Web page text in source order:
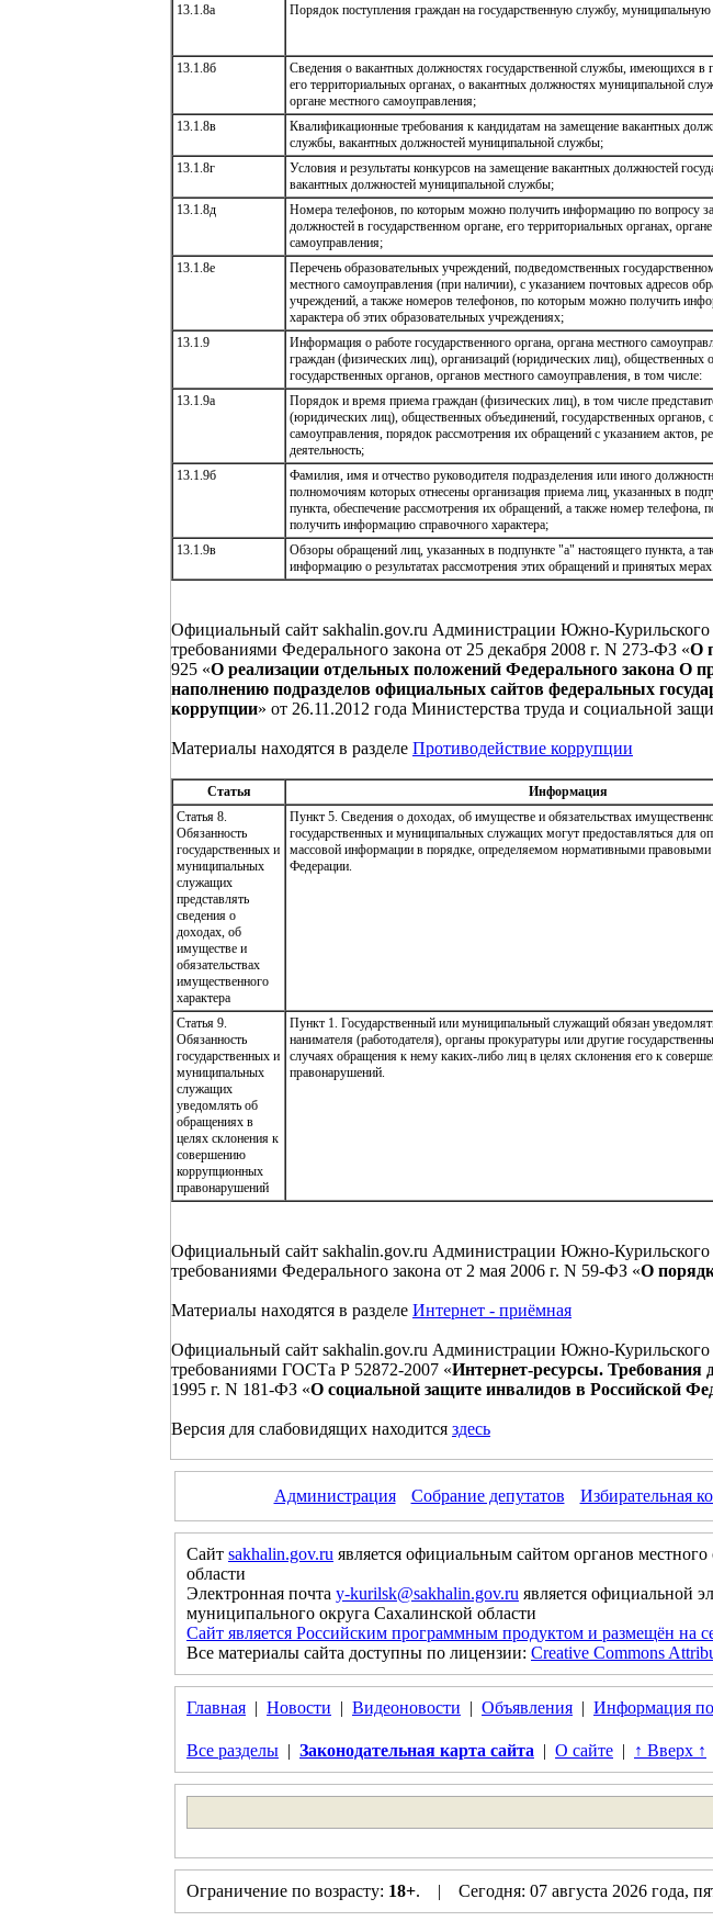
13.1.8а Порядок поступления граждан на государственную службу,
13.1.8б
Сведения о вакантных должностях государственной службы, имеющихся в
его территориальных органах, о вакантных должностях муниципальной
органе местного самоуправления;
13.1.8в
Квалификационные требования к кандидатам на замещение вакантных
службы, вакантных должностей муниципальной службы;
13.1.8г
Условия и результаты конкурсов на замещение вакантных должностей
вакантных должностей муниципальной службы;
13.1.8д
Номера телефонов, по которым можно получить информацию по вопросу
должностей в государственном органе, его территориальных органах,
самоуправления;
13.1.8е
Перечень образовательных учреждений, подведомственных
местного самоуправления (при наличии), с указанием почтовых адресов
учреждений, а также номеров телефонов, по которым можно получить
характера об этих образовательных учреждениях;
13.1.9
Информация о работе государственного органа, органа местного
граждан (физических лиц), организаций (юридических лиц), общественных
государственных органов, органов местного самоуправления, в том числе:
13.1.9а
Порядок и время приема граждан (физических лиц), в том числе
(юридических лиц), общественных объединений, государственных органов,
самоуправления, порядок рассмотрения их обращений с указанием актов,
деятельность;
13.1.9б
Фамилия, имя и отчество руководителя подразделения или иного
полномочиям которых отнесены организация приема лиц, указанных в
пункта, обеспечение рассмотрения их обращений, а также номер телефона,
получить информацию справочного характера;
13.1.9в
Обзоры обращений лиц, указанных в подпункте "а" настоящего пункта, а
информацию о результатах рассмотрения этих обращений и принятых мерах.
Официальный сайт sakhalin.gov.ru Администрации Южно-Курильского
требованиями Федерального закона от 25 декабря 2008 г. N 273-ФЗ «О
925 «О реализации отдельных положений Федерального закона О
наполнению подразделов официальных сайтов федеральных
коррупции» от 26.11.2012 года Министерства труда и социальной
Материалы находятся в разделе Противодействие коррупции
Статья Информация
Статья 8.
Обязанность
государственных и
муниципальных
служащих
представлять
сведения о
доходах, об
имуществе и
обязательствах
имущественного
характера
Пункт 5. Сведения о доходах, об имуществе и обязательствах
государственных и муниципальных служащих могут предоставляться для
массовой информации в порядке, определяемом нормативными правовыми
Федерации.
Статья 9.
Обязанность
государственных и
муниципальных
служащих
уведомлять об
обращениях в
целях склонения к
совершению
коррупционных
правонарушений
Пункт 1. Государственный или муниципальный служащий обязан
нанимателя (работодателя), органы прокуратуры или другие
случаях обращения к нему каких-либо лиц в целях склонения его к
правонарушений.
Официальный сайт sakhalin.gov.ru Администрации Южно-Курильского
требованиями Федерального закона от 2 мая 2006 г. N 59-ФЗ «О
Материалы находятся в разделе Интернет - приёмная
Официальный сайт sakhalin.gov.ru Администрации Южно-Курильского
требованиями ГОСТа Р 52872-2007 «Интернет-ресурсы. Требования
1995 г. N 181-ФЗ «О социальной защите инвалидов в Российской
Версия для слабовидящих находится здесь
Администрация Собрание депутатов Избирательная
Сайт sakhalin.gov.ru является официальным сайтом органов
области
Электронная почта y-kurilsk@sakhalin.gov.ru является официальной
муниципального округа Сахалинской области
Сайт является Российским программным продуктом и размещён на
Все материалы сайта доступны по лицензии: Creative Commons
Главная | Новости | Видеоновости | Объявления | Информация
Все разделы | Законодательная карта сайта | О сайте | ↑ Вверх ↑
Ограничение по возрасту: 18+. | Сегодня: 07 августа 2026 года,